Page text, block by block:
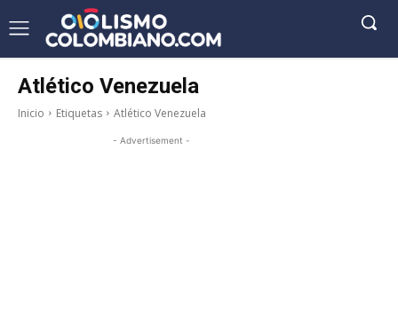
Atlético Venezuela
Inicio Etiquetas Atlético Venezuela
- Advertisement -